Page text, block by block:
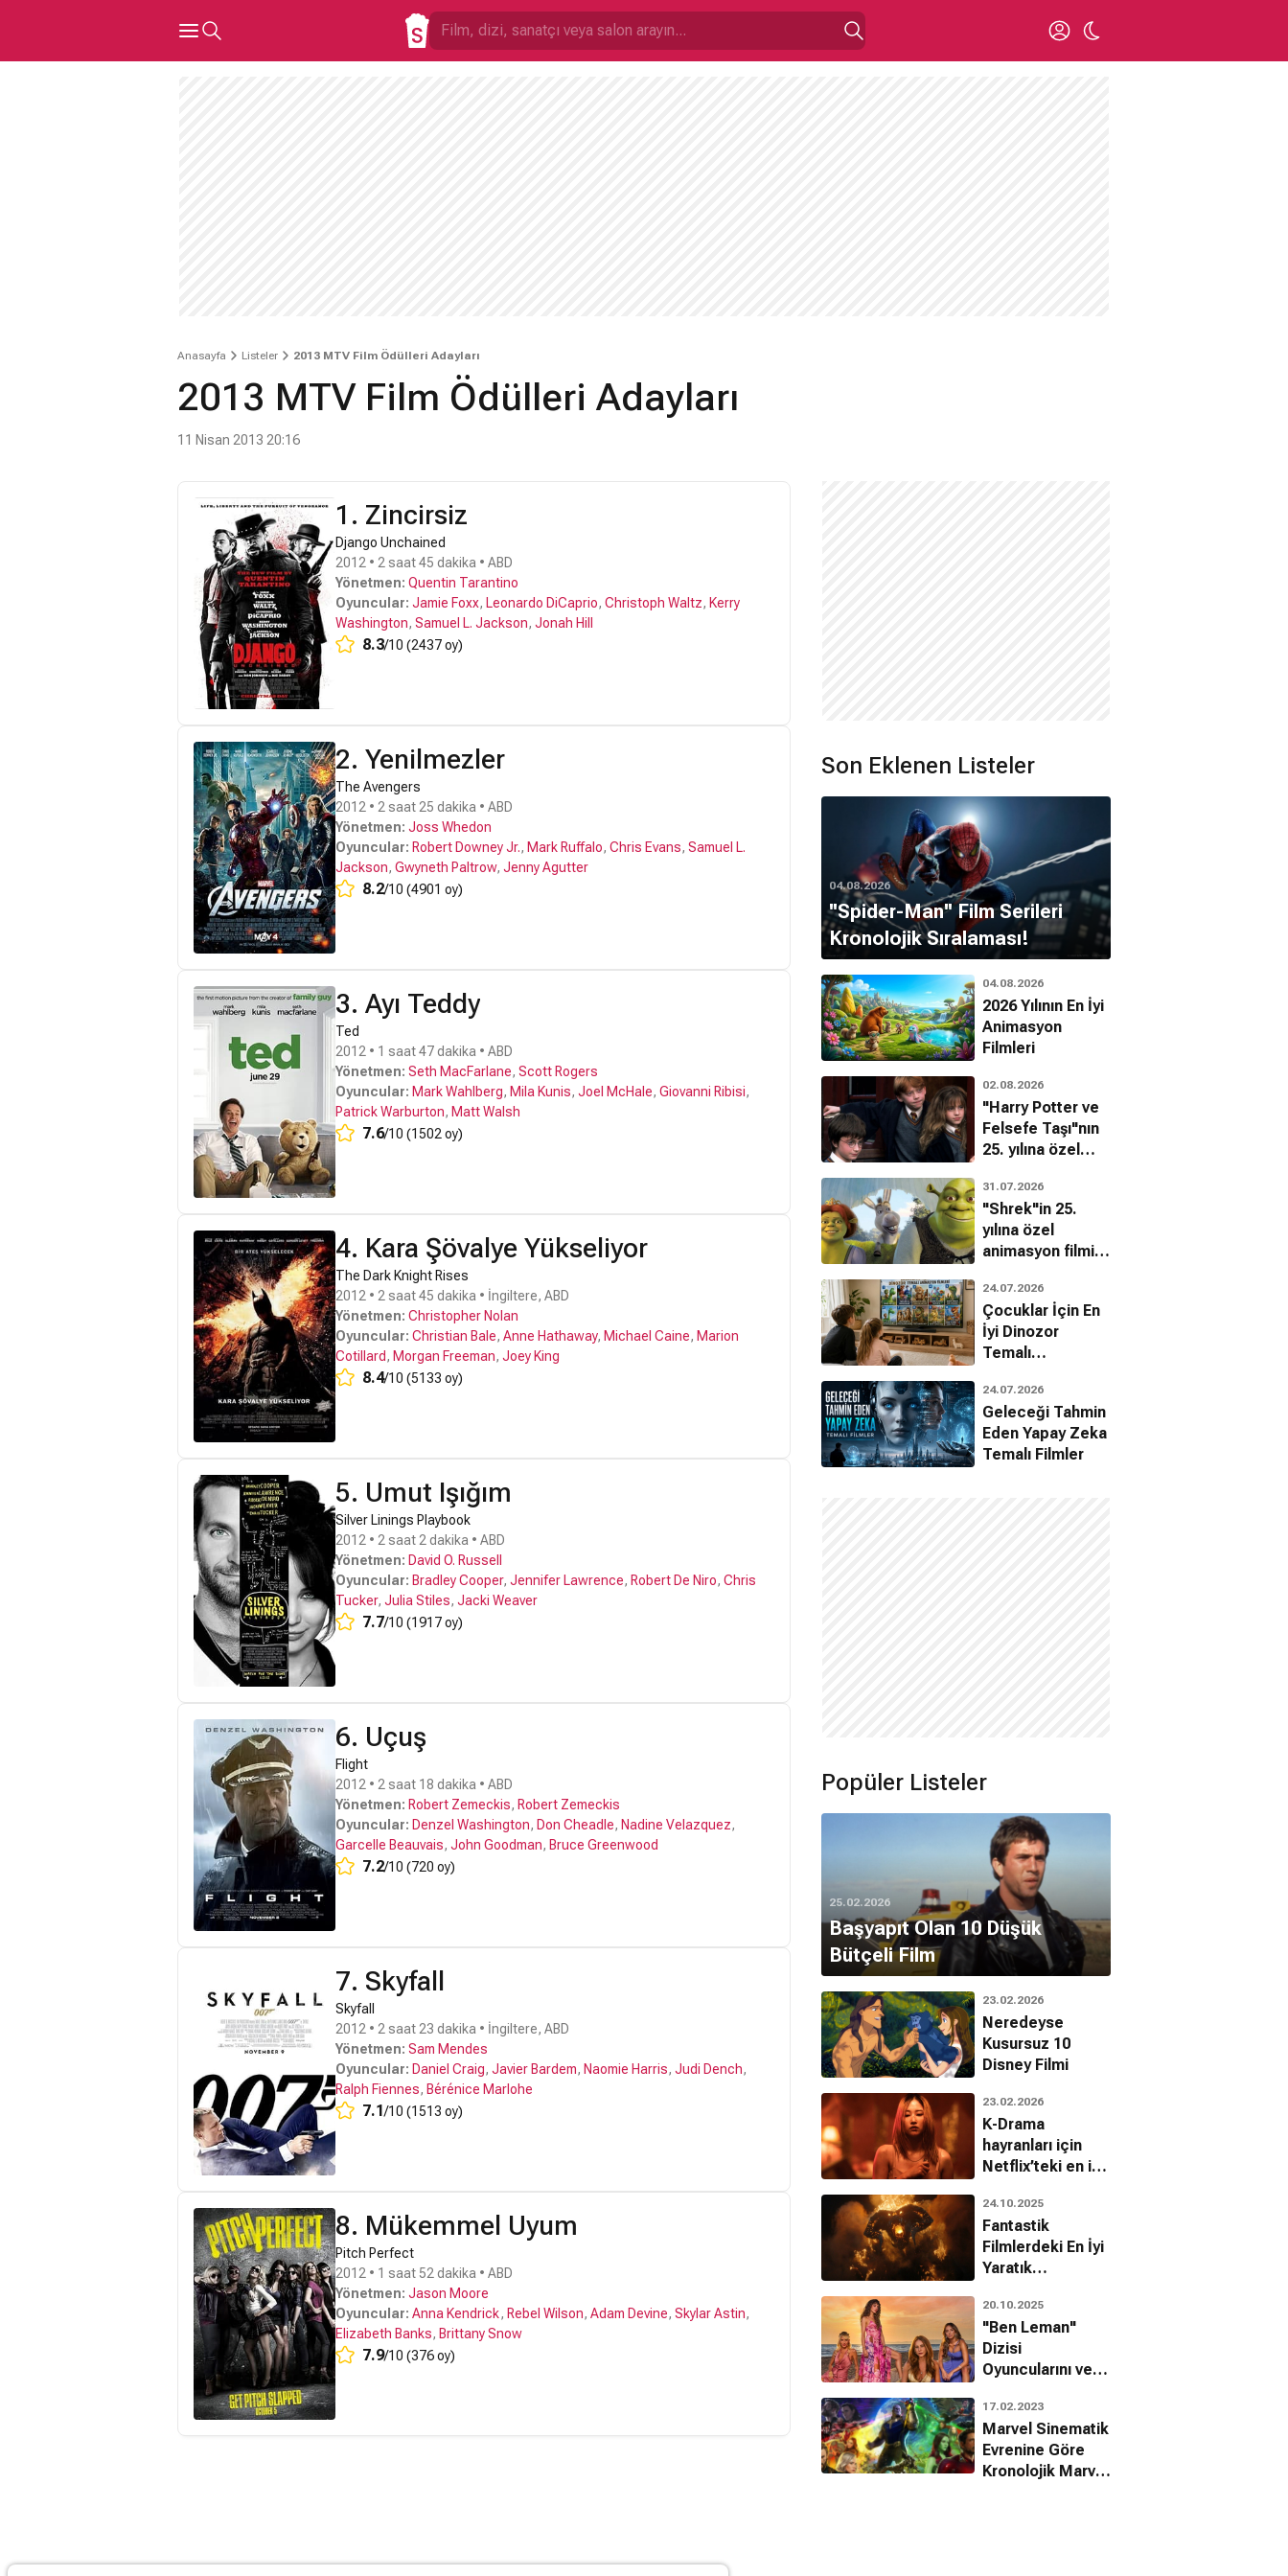
Anasayfa Listeler 2013 MTV Film Ödülleri Adayları
2013 MTV Film Ödülleri Adayları
11 Nisan 2013 20:16
1. Zincirsiz
Django Unchained
2012 • 2 saat 45 dakika • ABD
Yönetmen: Quentin Tarantino
Oyuncular: Jamie Foxx, Leonardo DiCaprio, Christoph Waltz, Kerry
Washington, Samuel L. Jackson, Jonah Hill
8.3/10 (2437 oy)
2. Yenilmezler
The Avengers
2012 • 2 saat 25 dakika • ABD
Yönetmen: Joss Whedon
Oyuncular: Robert Downey Jr., Mark Ruffalo, Chris Evans, Samuel L.
Jackson, Gwyneth Paltrow, Jenny Agutter
8.2/10 (4901 oy)
3. Ayı Teddy
Ted
2012 • 1 saat 47 dakika • ABD
Yönetmen: Seth MacFarlane, Scott Rogers
Oyuncular: Mark Wahlberg, Mila Kunis, Joel McHale, Giovanni Ribisi,
Patrick Warburton, Matt Walsh
7.6/10 (1502 oy)
4. Kara Şövalye Yükseliyor
The Dark Knight Rises
2012 • 2 saat 45 dakika • İngiltere, ABD
Yönetmen: Christopher Nolan
Oyuncular: Christian Bale, Anne Hathaway, Michael Caine, Marion
Cotillard, Morgan Freeman, Joey King
8.4/10 (5133 oy)
5. Umut Işığım
Silver Linings Playbook
2012 • 2 saat 2 dakika • ABD
Yönetmen: David O. Russell
Oyuncular: Bradley Cooper, Jennifer Lawrence, Robert De Niro, Chris
Tucker, Julia Stiles, Jacki Weaver
7.7/10 (1917 oy)
6. Uçuş
Flight
2012 • 2 saat 18 dakika • ABD
Yönetmen: Robert Zemeckis, Robert Zemeckis
Oyuncular: Denzel Washington, Don Cheadle, Nadine Velazquez,
Garcelle Beauvais, John Goodman, Bruce Greenwood
7.2/10 (720 oy)
7. Skyfall
Skyfall
2012 • 2 saat 23 dakika • İngiltere, ABD
Yönetmen: Sam Mendes
Oyuncular: Daniel Craig, Javier Bardem, Naomie Harris, Judi Dench,
Ralph Fiennes, Bérénice Marlohe
7.1/10 (1513 oy)
8. Mükemmel Uyum
Pitch Perfect
2012 • 1 saat 52 dakika • ABD
Yönetmen: Jason Moore
Oyuncular: Anna Kendrick, Rebel Wilson, Adam Devine, Skylar Astin,
Elizabeth Banks, Brittany Snow
7.9/10 (376 oy)
Son Eklenen Listeler
04.08.2026
''Spider-Man'' Film Serileri
Kronolojik Sıralaması!
04.08.2026
2026 Yılının En İyi
Animasyon
Filmleri
02.08.2026
"Harry Potter ve
Felsefe Taşı"nın
25. yılına özel
bilinmeyenleri!
31.07.2026
"Shrek"in 25.
yılına özel
animasyon filmin
24.07.2026
Çocuklar İçin En
İyi Dinozor
Temalı
Filmleri
24.07.2026
Geleceği Tahmin
Eden Yapay Zeka
Temalı Filmler
Popüler Listeler
25.02.2026
Başyapıt Olan 10 Düşük
Bütçeli Film
23.02.2026
Neredeyse
Kusursuz 10
Disney Filmi
23.02.2026
K-Drama
hayranları için
Netflix’teki en iyi
24.10.2025
Fantastik
Filmlerdeki En İyi
Yaratık
20.10.2025
"Ben Leman"
Dizisi
Oyuncularını ve
Tanıyalım!
17.02.2023
Marvel Sinematik
Evrenine Göre
Kronolojik Marvel